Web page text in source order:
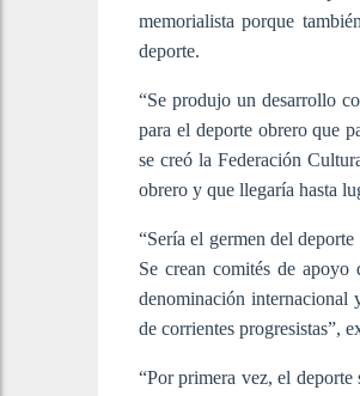
memorialista porque
deporte.
“Se produjo un desarrollo
para el deporte obrero que
se creó la Federación
obrero y que llegaría hasta
“Sería el germen del
Se crean comités de
denominación internacional
de corrientes progresistas”,
“Por primera vez, el